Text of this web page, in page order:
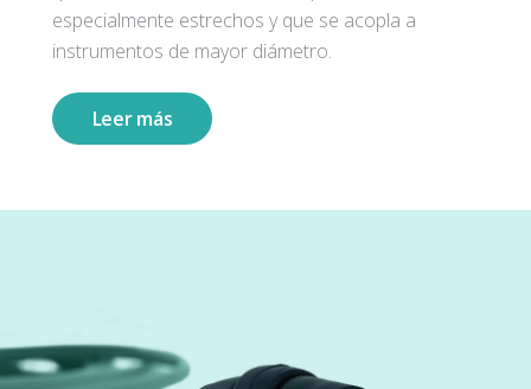
especialmente estrechos y que se acopla a
instrumentos de mayor diámetro.
Leer más